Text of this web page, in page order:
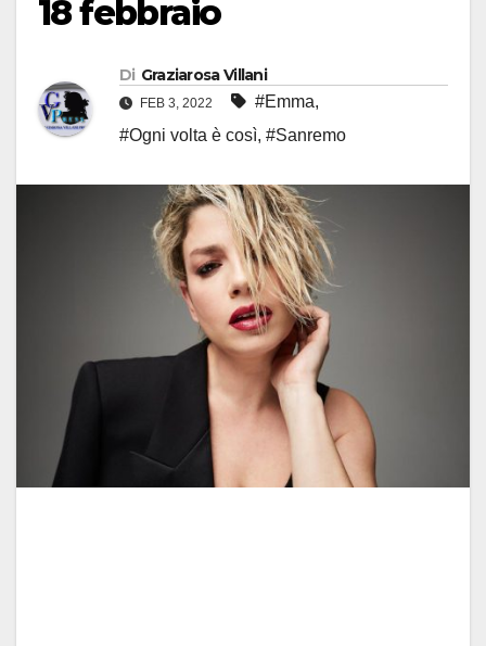
18 febbraio
Di Graziarosa Villani
FEB 3, 2022 #Emma,
#Ogni volta è così, #Sanremo